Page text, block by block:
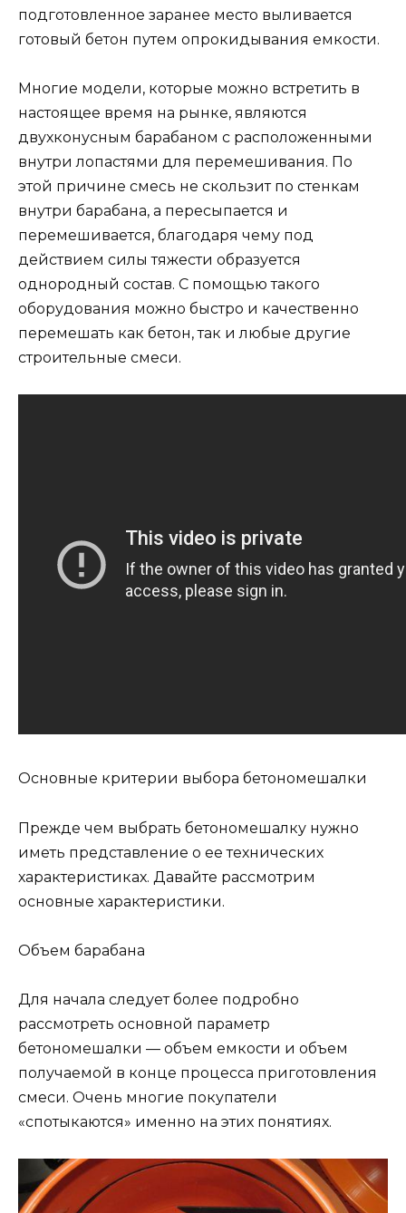
подготовленное заранее место выливается
готовый бетон путем опрокидывания емкости.
Многие модели, которые можно встретить в
настоящее время на рынке, являются
двухконусным барабаном с расположенными
внутри лопастями для перемешивания. По
этой причине смесь не скользит по стенкам
внутри барабана, а пересыпается и
перемешивается, благодаря чему под
действием силы тяжести образуется
однородный состав. С помощью такого
оборудования можно быстро и качественно
перемешать как бетон, так и любые другие
строительные смеси.
Основные критерии выбора бетономешалки
Прежде чем выбрать бетономешалку нужно
иметь представление о ее технических
характеристиках. Давайте рассмотрим
основные характеристики.
Объем барабана
Для начала следует более подробно
рассмотреть основной параметр
бетономешалки — объем емкости и объем
получаемой в конце процесса приготовления
смеси. Очень многие покупатели
«спотыкаются» именно на этих понятиях.